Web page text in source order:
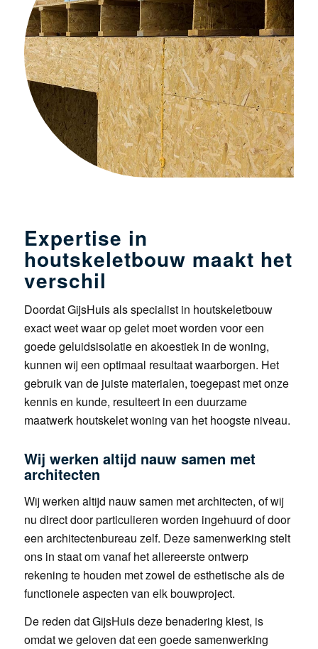
Expertise in
houtskeletbouw maakt het
verschil
Doordat GijsHuis als specialist in houtskeletbouw
exact weet waar op gelet moet worden voor een
goede geluidsisolatie en akoestiek in de woning,
kunnen wij een optimaal resultaat waarborgen. Het
gebruik van de juiste materialen, toegepast met onze
kennis en kunde, resulteert in een duurzame
maatwerk houtskelet woning van het hoogste niveau.
Wij werken altijd nauw samen met
architecten
Wij werken altijd nauw samen met architecten, of wij
nu direct door particulieren worden ingehuurd of door
een architectenbureau zelf. Deze samenwerking stelt
ons in staat om vanaf het allereerste ontwerp
rekening te houden met zowel de esthetische als de
functionele aspecten van elk bouwproject.
De reden dat GijsHuis deze benadering kiest, is
omdat we geloven dat een goede samenwerking